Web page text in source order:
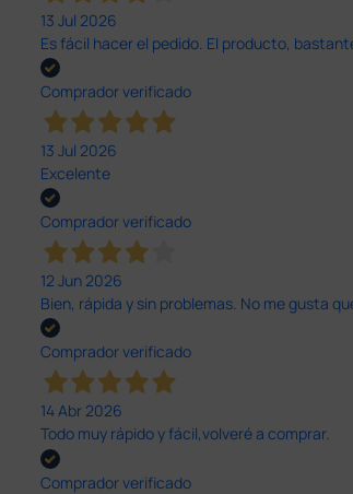
13 Jul 2026
Es fácil hacer el pedido. El producto,
Comprador verificado
13 Jul 2026
Excelente
Comprador verificado
12 Jun 2026
Bien, rápida y sin problemas. No me gusta
Comprador verificado
14 Abr 2026
Todo muy rápido y fácil,volveré a comprar.
Comprador verificado